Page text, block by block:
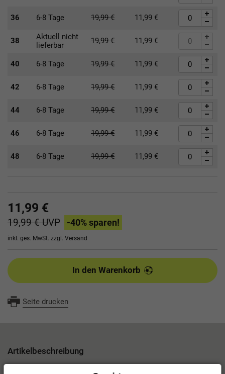
36 6-8 Tage 19,99€ 11,99 €
38
Aktuell nicht
lieferbar
19,99€ 11,99 €
40 6-8 Tage 19,99€ 11,99 €
42 6-8 Tage 19,99€ 11,99 €
44 6-8 Tage 19,99€ 11,99 €
46 6-8 Tage 19,99€ 11,99 €
48 6-8 Tage 19,99€ 11,99 €
11,99 €
19,99 €UVP -40% sparen!
inkl. ges. MwSt. zzgl. Versand
In den Warenkorb
Seite drucken
Artikelbeschreibung